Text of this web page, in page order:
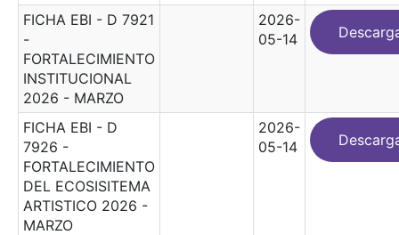
FICHA EBI - D 7921
-
FORTALECIMIENTO
INSTITUCIONAL
2026 - MARZO
2026-
05-14
FICHA EBI - D
7926 -
FORTALECIMIENTO
DEL ECOSISITEMA
ARTISTICO 2026 -
MARZO
2026-
05-14